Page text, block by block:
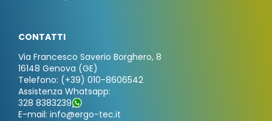
CONTATTI
Via Francesco Saverio Borghero, 8
16148 Genova (GE)
Telefono: (+39) 010-8606542
Assistenza Whatsapp:
328 8383239
E-mail: info@ergo-tec.it